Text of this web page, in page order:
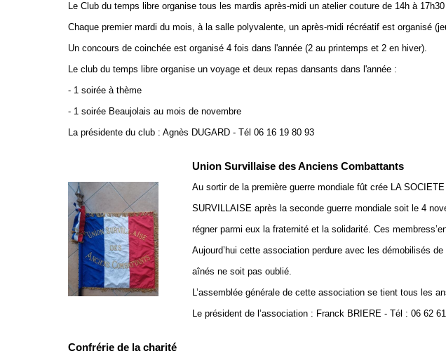
Le Club du temps libre organise tous les mardis après-midi un atelier couture de 14h à
Chaque premier mardi du mois, à la salle polyvalente, un après-midi récréatif est organisé
Un concours de coinchée est organisé 4 fois dans l'année (2 au printemps et 2 en hiver).
Le club du temps libre organise un voyage et deux repas dansants dans l'année :
- 1 soirée à thème
- 1 soirée Beaujolais au mois de novembre
La présidente du club : Agnès DUGARD - Tél 06 16 19 80 93
Union Survillaise des Anciens Combattants
Au sortir de la première guerre mondiale fût crée LA
SURVILLAISE après la seconde guerre mondiale soit le 4
régner parmi eux la fraternité et la solidarité. Ces
Aujourd’hui cette association perdure avec les démobilisés
aînés ne soit pas oublié.
L’assemblée générale de cette association se tient tous les
Le président de l’association : Franck BRIERE - Tél : 06 62
Confrérie de la charité